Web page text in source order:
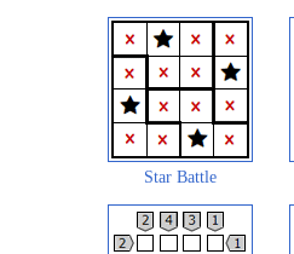
Star Battle